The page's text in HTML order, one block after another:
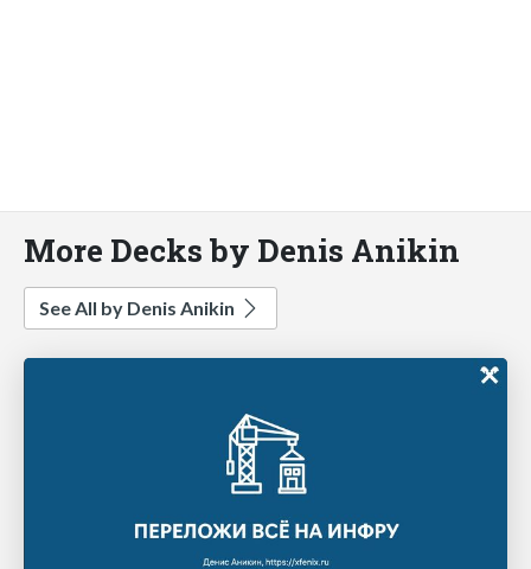
More Decks by Denis Anikin
See All by Denis Anikin